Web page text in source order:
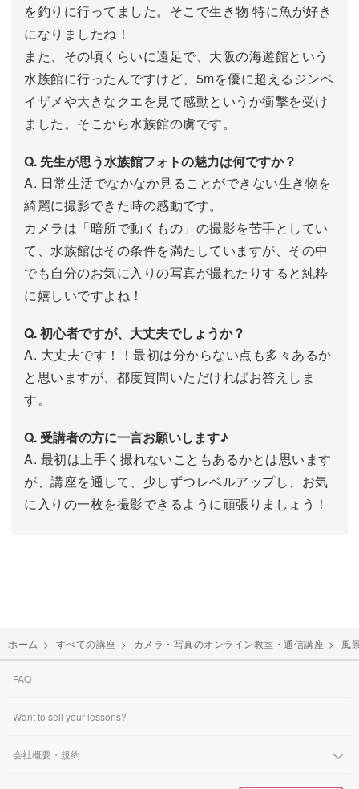
を釣りに行ってました。そこで生き物 特に魚が好き
になりましたね！
また、その頃くらいに遠足で、大阪の海遊館という
水族館に行ったんですけど、5mを優に超えるジンベ
イザメや大きなクエを見て感動というか衝撃を受け
ました。そこから水族館の虜です。
Q. 先生が思う水族館フォトの魅力は何ですか？
A. 日常生活でなかなか見ることができない生き物を
綺麗に撮影できた時の感動です。
カメラは「暗所で動くもの」の撮影を苦手としてい
て、水族館はその条件を満たしていますが、その中
でも自分のお気に入りの写真が撮れたりすると純粋
に嬉しいですよね！
Q. 初心者ですが、大丈夫でしょうか？
A. 大丈夫です！！最初は分からない点も多々あるか
と思いますが、都度質問いただければお答えしま
す。
Q. 受講者の方に一言お願いします♪
A. 最初は上手く撮れないこともあるかとは思います
が、講座を通して、少しずつレベルアップし、お気
に入りの一枚を撮影できるように頑張りましょう！
ホーム > すべての講座 > カメラ・写真のオンライン教室・通信講座 > 風
FAQ
Want to sell your lessons?
会社概要・規約